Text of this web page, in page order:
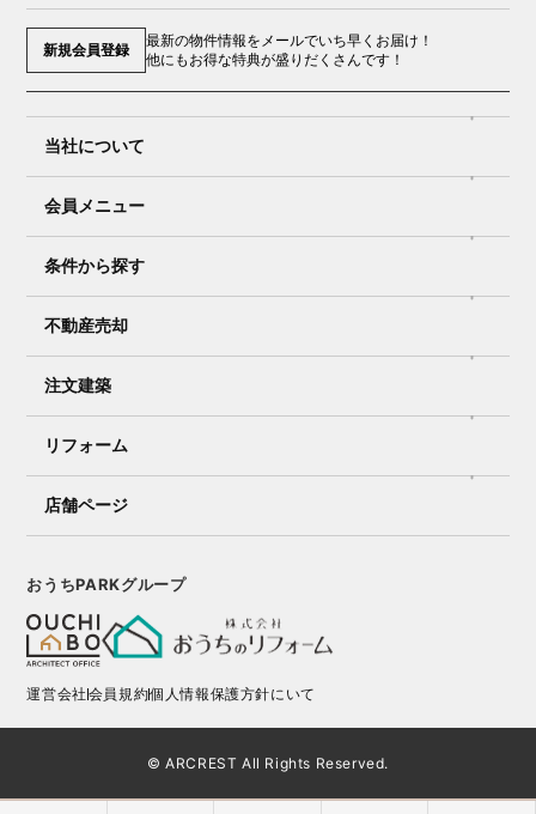
新規会員登録
最新の物件情報をメールでいち早くお届け！
他にもお得な特典が盛りだくさんです！
当社について
会員メニュー
条件から探す
不動産売却
注文建築
リフォーム
店舗ページ
おうちPARKグループ
運営会社会員規約個人情報保護方針にいて
© ARCREST All Rights Reserved.